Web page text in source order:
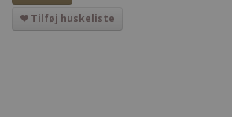
Tilføj huskeliste